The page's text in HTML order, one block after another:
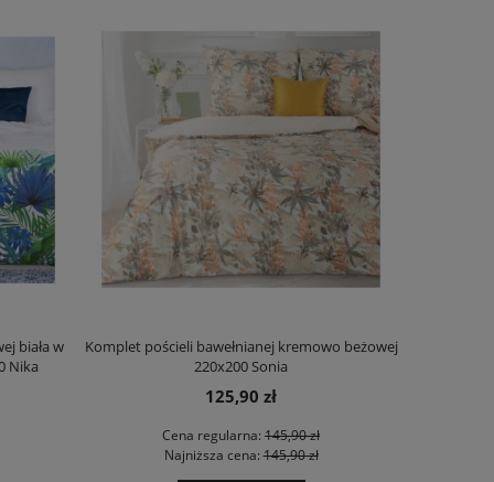
biała w
Nika
Komplet pościeli bawełnianej kremowo beżowej
220x200 Sonia
125,90 zł
Cena regularna: 145,90 zł
Najniższa cena:145,90 zł